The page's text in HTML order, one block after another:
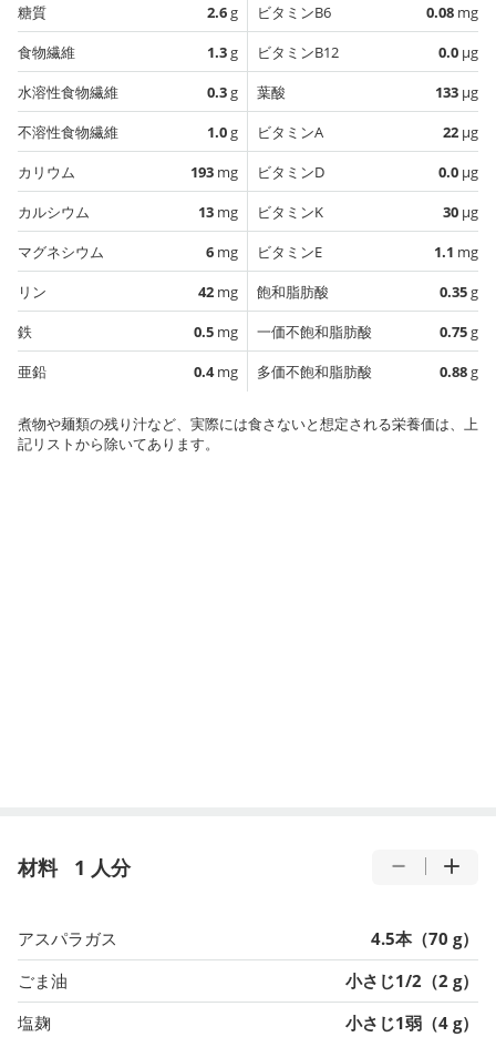
糖質
2.6g
食物繊維
1.3g
水溶性食物繊維
0.3g
不溶性食物繊維
1.0g
カリウム
193 mg
カルシウム
13 mg
マグネシウム
6 mg
リン
42 mg
鉄
0.5 mg
亜鉛
0.4mg
ビタミンB6
0.08 mg
ビタミンB12
0.0 µg
葉酸
133 µg
ビタミンA
22 µg
ビタミンD
0.0 µg
ビタミンK
30 µg
ビタミンE
1.1 mg
飽和脂肪酸
0.35g
一価不飽和脂肪酸
0.75g
多価不飽和脂肪酸
0.88g
煮物や麺類の残り汁など、実際には食さないと想定される栄養価は、上
記リストから除いてあります。
材料 1 人分
アスパラガス
4.5本（70 g）
ごま油
小さじ1/2（2 g）
塩麹
小さじ1弱（4 g）